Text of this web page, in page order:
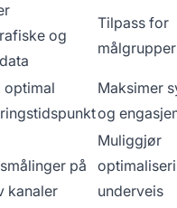
og
Tilpass for
målgrupper
optimal
Maksimer
og
på
kanaler
Muliggjør
underveis